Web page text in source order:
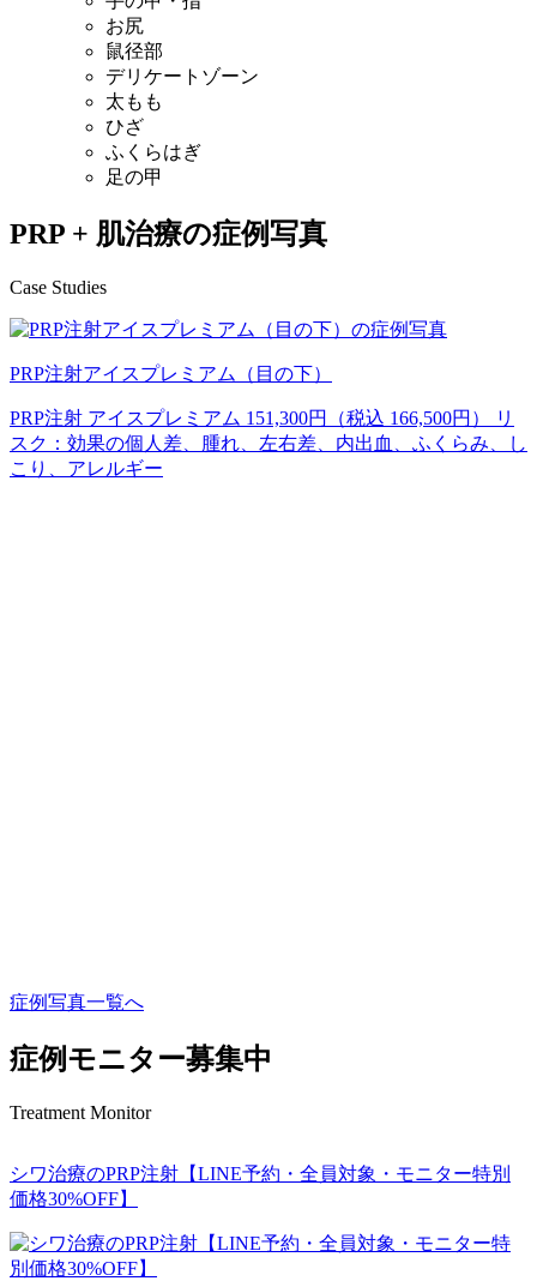
お尻
鼠径部
デリケートゾーン
太もも
ひざ
ふくらはぎ
足の甲
PRP + 肌治療の症例写真
Case Studies
PRP注射アイスプレミアム（目の下）
PRP注射 アイスプレミアム 151,300円（税込 166,500円） リ
スク：効果の個人差、腫れ、左右差、内出血、ふくらみ、し
こり、アレルギー
症例写真一覧へ
症例モニター募集中
Treatment Monitor
シワ治療のPRP注射【LINE予約・全員対象・モニター特別
価格30%OFF】